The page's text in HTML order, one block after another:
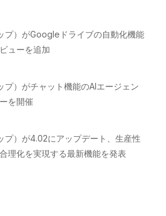
プ）がGoogleドライブの自動化機能
ューを追加
）がチャット機能のAIエージェン
を開催
プ）が4.02にアップデート、生産性
理化を実現する最新機能を発表